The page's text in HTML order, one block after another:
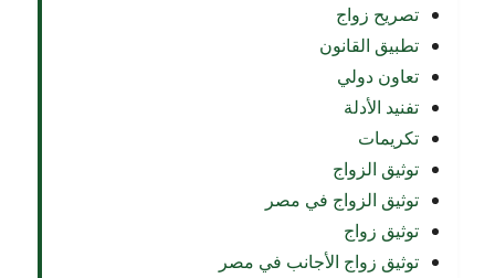
تصريح زواج
تطبيق القانون
تعاون دولي
تفنيد الأدلة
تكريمات
توثيق الزواج
توثيق الزواج في مصر
توثيق زواج
توثيق زواج الأجانب في مصر